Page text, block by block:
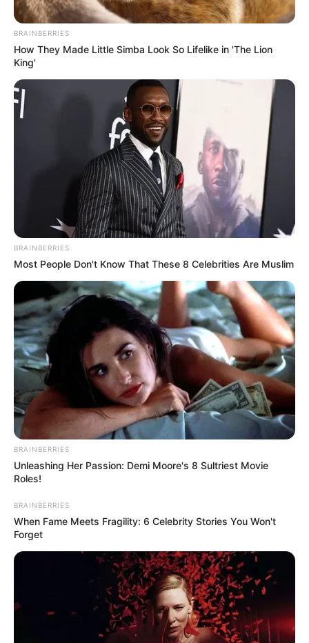
BRAINBERRIES
How They Made Little Simba Look So Lifelike in 'The Lion
King'
BRAINBERRIES
Most People Don't Know That These 8 Celebrities Are Muslim
BRAINBERRIES
Unleashing Her Passion: Demi Moore's 8 Sultriest Movie
Roles!
BRAINBERRIES
When Fame Meets Fragility: 6 Celebrity Stories You Won't
Forget